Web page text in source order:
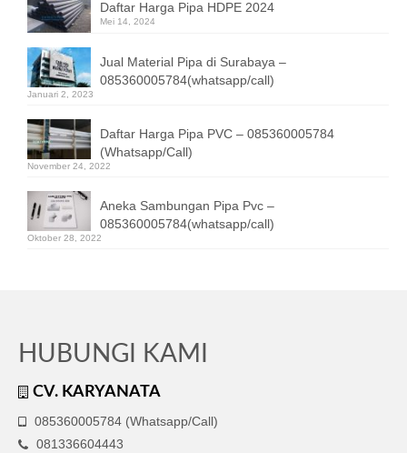
Daftar Harga Pipa HDPE 2024
Mei 14, 2024
Jual Material Pipa di Surabaya –
085360005784(whatsapp/call)
Januari 2, 2023
Daftar Harga Pipa PVC – 085360005784
(Whatsapp/Call)
November 24, 2022
Aneka Sambungan Pipa Pvc –
085360005784(whatsapp/call)
Oktober 28, 2022
HUBUNGI KAMI
CV. KARYANATA
085360005784 (Whatsapp/Call)
081336604443